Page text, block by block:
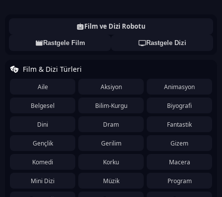
Film ve Dizi Robotu
Rastgele Film Rastgele Dizi
Film & Dizi Türleri
Aile Aksiyon Animasyon
Belgesel Bilim-Kurgu Biyografi
Dini Dram Fantastik
Gençlik Gerilim Gizem
Komedi Korku Macera
Mini Dizi Müzik Program